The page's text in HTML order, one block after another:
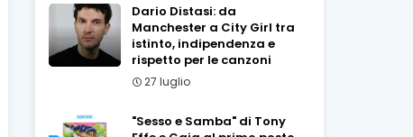
Dario Distasi: da
Manchester a City Girl tra
istinto, indipendenza e
rispetto per le canzoni
27 luglio
"Sesso e Samba" di Tony